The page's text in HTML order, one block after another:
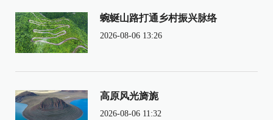
蜿蜒山路打通乡村振兴脉络
2026-08-06 13:26
高原风光旖旎
2026-08-06 11:32